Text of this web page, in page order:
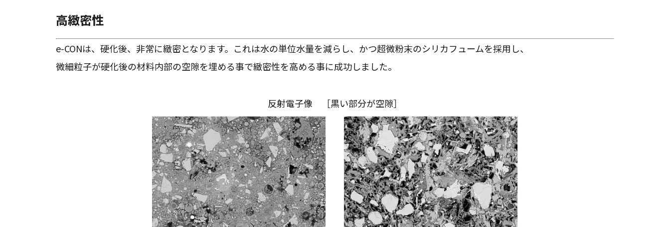
高緻密性
e-CONは、硬化後、非常に緻密となります。これは水の単位水量を減らし、かつ超微粉末のシリカフュームを採用し、
微細粒子が硬化後の材料内部の空隙を埋める事で緻密性を高める事に成功しました。
反射電子像 ［黒い部分が空隙］